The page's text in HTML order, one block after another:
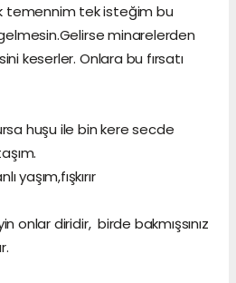
temennim tek isteğim bu
minarelerden
keserler. Onlara bu fırsatı
huşu ile bin kere secde
yaşım,fışkırır
onlar diridir, birde bakmışsınız